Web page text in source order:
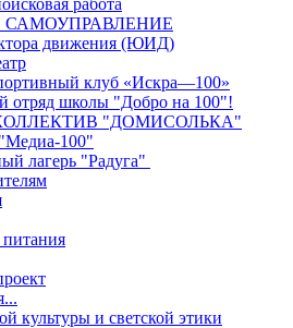
работа
движения (ЮИД)
клуб «Искра—100»
отряд школы "Добро на 100"!
"ДОМИСОЛЬКА"
100"
лагерь "Радуга"
культуры и светской этики